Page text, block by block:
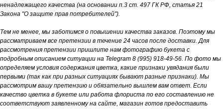
ненадлежащего качества (на основании п.3 ст. 497 ГК РФ, статья 21
Закона "О защите прав потребителей").
Тем не менее, мы заботимся о повышении качества заказов. Поэтому мы
рассматриваем все претензии в течение 24 часов после доставки. Для
рассмотрения претензии пришлите нам фотографию букета с
подробным описанием ситуации на Telegram 8 (995) 918-49-56. По фото мы
определяем условия содержания цветка, какие признаки увядания были
первыми (так как при разных ситуациях бывают разные признаки). Мы
рассмотрим вашу претензию и обязательно вышлем вам ответ. Если
качество цветка в букете или работа флориста по его составлению не
соответствуют заявленному на сайте, магазин готов предоставить